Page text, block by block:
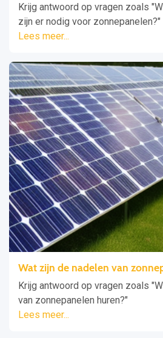
Krijg antwoord op vragen zoals
zijn er nodig voor zonnepanelen?"
Lees meer...
Wat zijn de nadelen van
Krijg antwoord op vragen zoals
van zonnepanelen huren?"
Lees meer...